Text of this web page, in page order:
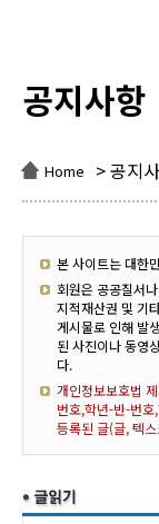
공지사항
Home > 공지
본 사이트는 대한
회원은 공공질서
지적재산권 및 기
게시물로 인해 발
된 사진이나 동영
다.
개인정보보호법
번호,학년-반-번
등록된 글(글, 텍